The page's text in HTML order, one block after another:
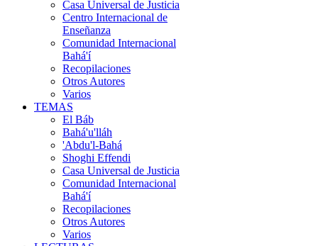
Casa Universal de Justicia
Centro Internacional de
Enseñanza
Comunidad Internacional
Bahá'í
Recopilaciones
Otros Autores
Varios
TEMAS
El Báb
Bahá'u'lláh
'Abdu'l-Bahá
Shoghi Effendi
Casa Universal de Justicia
Comunidad Internacional
Bahá'í
Recopilaciones
Otros Autores
Varios